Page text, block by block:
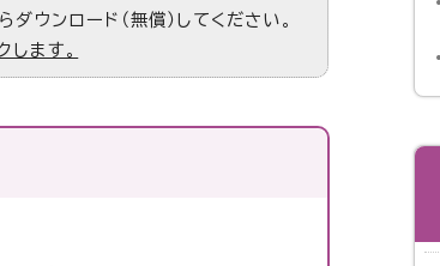
ウンロード（無償）してください。
ます。